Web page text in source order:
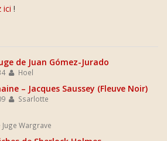
ici !
de Juan Gómez-Jurado
Hoel
– Jacques Saussey (Fleuve Noir)
Ssarlotte
Juge Wargrave